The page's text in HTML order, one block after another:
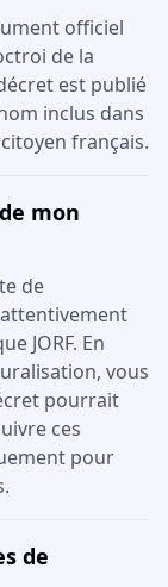
officiel
de la
est publié
inclus dans
français.
mon
de
JORF. En
vous
pourrait
ces
pour
de